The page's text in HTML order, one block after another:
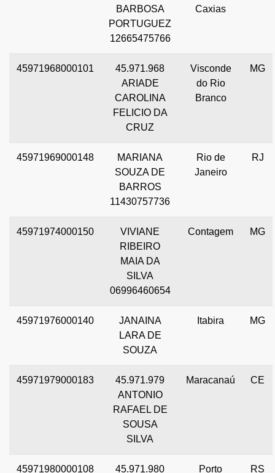
BARBOSA
PORTUGUEZ
12665475766
Caxias
45971968000101
45.971.968
ARIADE
CAROLINA
FELICIO DA
CRUZ
Visconde
do Rio
Branco
MG
45971969000148
MARIANA
SOUZA DE
BARROS
11430757736
Rio de
Janeiro
RJ
45971974000150
VIVIANE
RIBEIRO
MAIA DA
SILVA
06996460654
Contagem MG
45971976000140
JANAINA
LARA DE
SOUZA
Itabira MG
45971979000183
45.971.979
ANTONIO
RAFAEL DE
SOUSA
SILVA
Maracanaú CE
45971980000108 45.971.980 Porto RS